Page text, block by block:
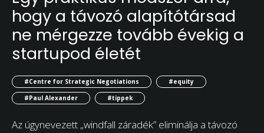
hogy a távozó alapítótársad
ne mérgezze tovább évekig a
startupod életét
#Centre for Strategic Negotiations
#equity
#Paul Alexander
#tippek
Az úgynevezett „windfall záradék” eliminálja a távozó